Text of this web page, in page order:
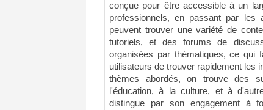
conçue pour être accessible à un
professionnels, en passant par les
peuvent trouver une variété de
tutoriels, et des forums de
organisées par thématiques, ce qui
utilisateurs de trouver rapidement les
thèmes abordés, on trouve des
l'éducation, à la culture, et à
distingue par son engagement à